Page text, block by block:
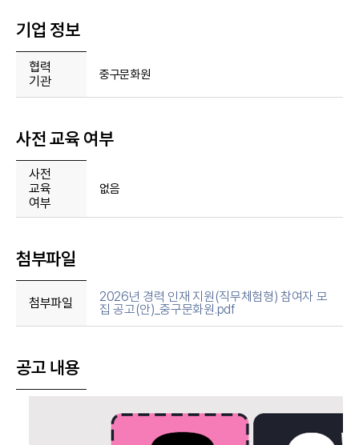
기업 정보
협력
기관
중구문화원
사전 교육 여부
사전
교육
여부
없음
첨부파일
첨부파일
2026년 경력 인재 지원(직무체험형) 참여자 모
집 공고(안)_중구문화원.pdf
공고 내용